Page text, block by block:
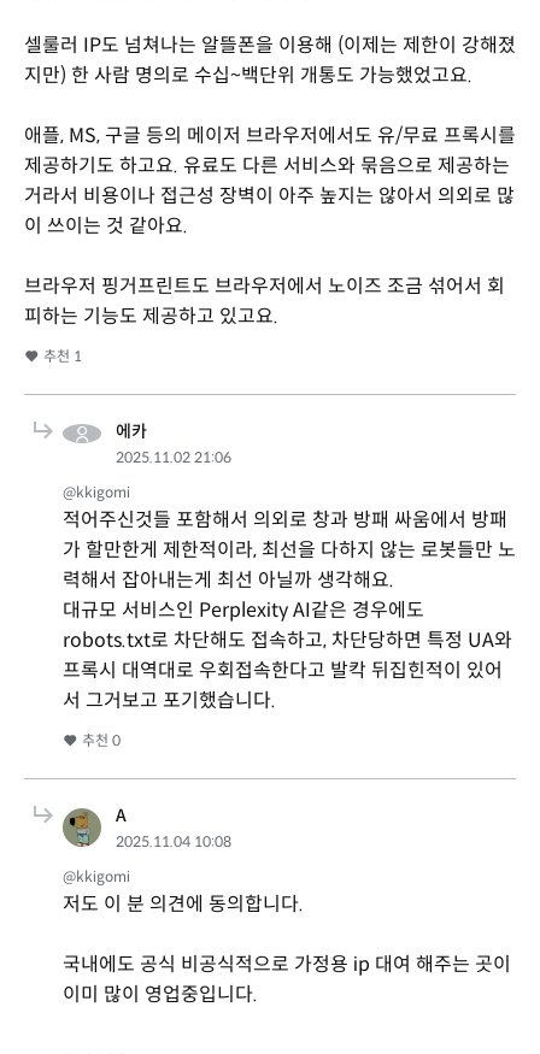
셀룰러 IP도 넘쳐나는 알뜰폰을 이용해 (이제는 제한이 강해졌
지만) 한 사람 명의로 수십~백단위 개통도 가능했었고요.
애플, MS, 구글 등의 메이저 브라우저에서도 유/무료 프록시를
제공하기도 하고요. 유료도 다른 서비스와 묶음으로 제공하는
거라서 비용이나 접근성 장벽이 아주 높지는 않아서 의외로 많
이 쓰이는 것 같아요.
브라우저 핑거프린트도 브라우저에서 노이즈 조금 섞어서 회
피하는 기능도 제공하고 있고요.
추천 1
에카
2025.11.02 21:06
@kkigomi
적어주신것들 포함해서 의외로 창과 방패 싸움에서 방패
가 할만한게 제한적이라, 최선을 다하지 않는 로봇들만 노
력해서 잡아내는게 최선 아닐까 생각해요.
대규모 서비스인 Perplexity AI같은 경우에도
robots.txt로 차단해도 접속하고, 차단당하면 특정 UA와
프록시 대역대로 우회접속한다고 발칵 뒤집힌적이 있어
서 그거보고 포기했습니다.
추천 0
A
2025.11.04 10:08
@kkigomi
저도 이 분 의견에 동의합니다.
국내에도 공식 비공식적으로 가정용 ip 대여 해주는 곳이
이미 많이 영업중입니다.